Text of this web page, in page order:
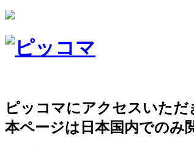
ピッコマにアクセスいただ
本ページは日本国内でのみ